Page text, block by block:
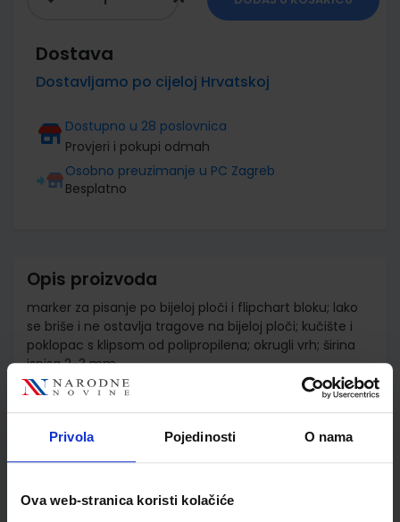
Privola Pojedinosti O nama
Ova web-stranica koristi kolačiće
Dostava
Dostavljamo po cijeloj Hrvatskoj
Dostupno u 28 poslovnica
Provjeri i pokupi odmah
Osobno preuzimanje u PC Zagreb
Besplatno
Opis proizvoda
marker za pisanje po bijeloj ploči i flipchart bloku; lako
se briše i ne ostavlja tragove na bijeloj ploči; kučište i
poklopac s klipsom od polipropilena; okrugli vrh; širina
ispisa 2-3 mm
Detalji proizvoda
Jedinična mjera
kom